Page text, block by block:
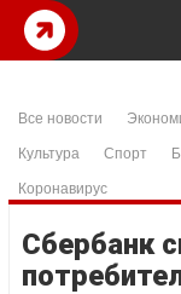
Все новости
Культура
Спорт
Коронавирус
Сбербанк